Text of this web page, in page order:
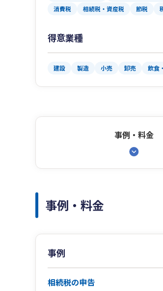
消費税
相続税・資産税 節税
得意業種
建設 製造 小売 卸売 飲食
事例・料金
事例・料金
事例
相続税の申告